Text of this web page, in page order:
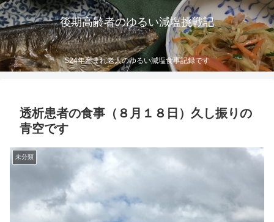
後期高齢者のゆるい減塩挑戦記
S24年産まれ老人のゆるい減塩食事記録です
透析患者の食事（８月１８日）久し振りの
青空です
未分類